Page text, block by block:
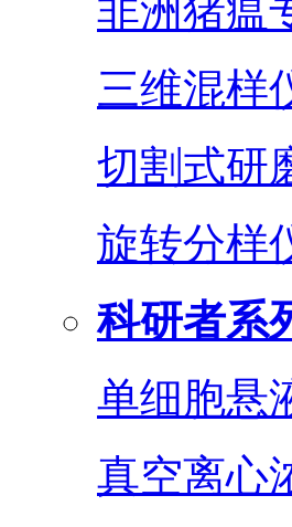
非洲猪瘟
三维混样
切割式研
旋转分样
科研者系
单细胞悬
真空离心